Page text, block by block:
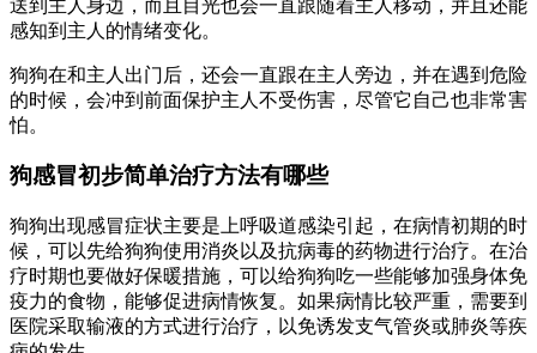
送到主人身边，而且目光也会一直跟随着主人移动，并且还能
感知到主人的情绪变化。
狗狗在和主人出门后，还会一直跟在主人旁边，并在遇到危险
的时候，会冲到前面保护主人不受伤害，尽管它自己也非常害
怕。
狗感冒初步简单治疗方法有哪些
狗狗出现感冒症状主要是上呼吸道感染引起，在病情初期的时
候，可以先给狗狗使用消炎以及抗病毒的药物进行治疗。在治
疗时期也要做好保暖措施，可以给狗狗吃一些能够加强身体免
疫力的食物，能够促进病情恢复。如果病情比较严重，需要到
医院采取输液的方式进行治疗，以免诱发支气管炎或肺炎等疾